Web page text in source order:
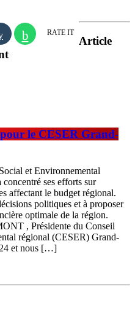
RATE IT
Article
le CESER Grand-
et Environnemental
ses efforts sur
affectant le budget régional.
politiques et à proposer
optimale de la région.
, Présidente du Conseil
régional (CESER) Grand-
et nous […]